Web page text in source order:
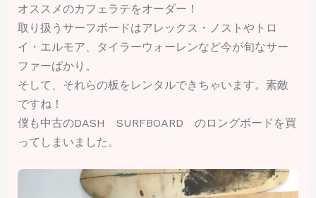
オススメのカフェラテをオーダー！
取り扱うサーフボードはアレックス・ノストやトロ
イ・エルモア、タイラーウォーレンなど今が旬なサー
ファーばかり。
そして、それらの板をレンタルできちゃいます。素敵
ですね！
僕も中古のDASH SURFBOARD のロングボードを買
ってしまいました。